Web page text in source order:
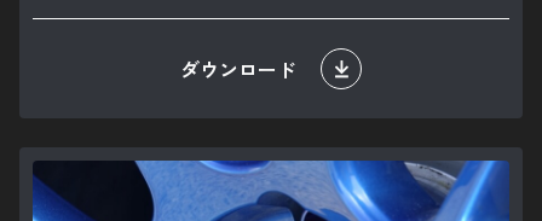
ダウンロード